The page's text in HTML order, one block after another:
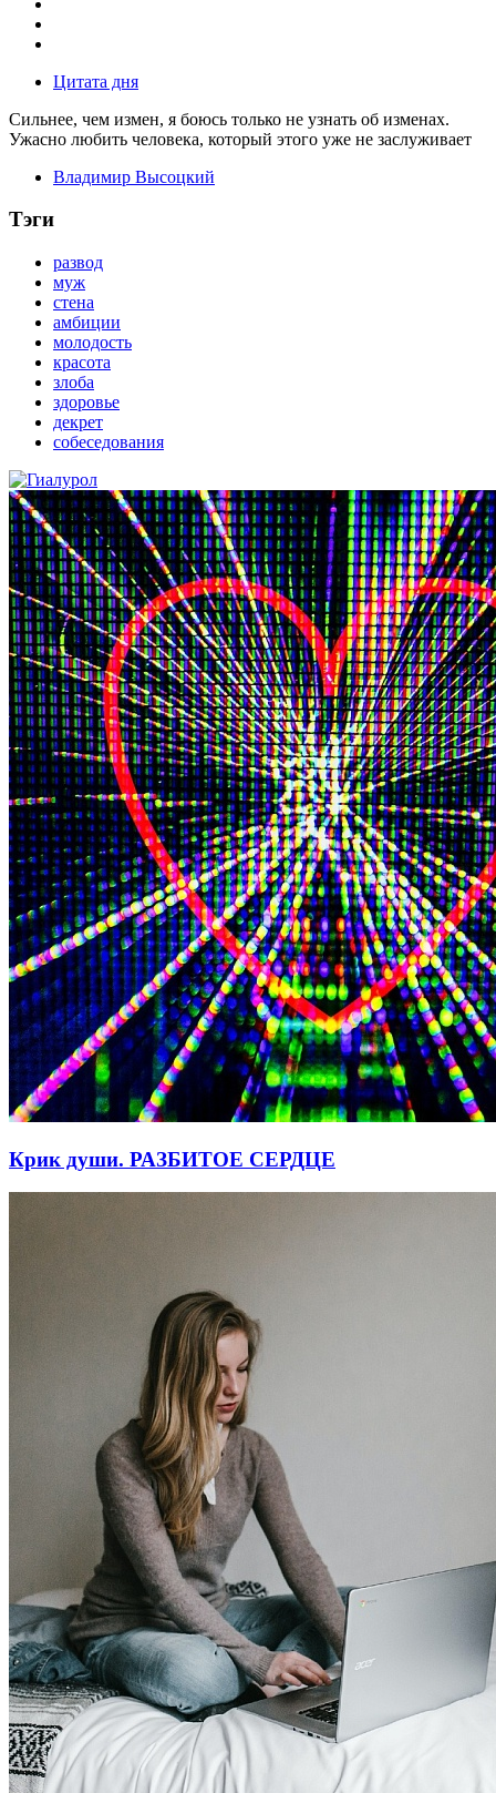
Цитата дня
Сильнее, чем измен, я боюсь только не узнать об изменах.
Ужасно любить человека, который этого уже не заслуживает
Владимир Высоцкий
Тэги
развод
муж
стена
амбиции
молодость
красота
злоба
здоровье
декрет
собеседования
Крик души. РАЗБИТОЕ СЕРДЦЕ